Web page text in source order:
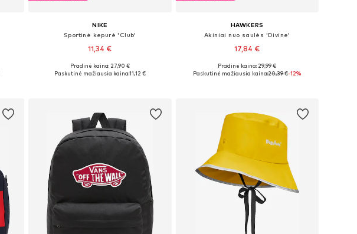
NIKE
Sportinė kepurė 'Club'
11,34 €
Galimi dydžiai: 48-54
Pradinė kaina: 27,90 €
Paskutinė mažiausia kaina:11,12 €
HAWKERS
Akiniai nuo saulės 'Divine'
17,84 €
Galimi dydžiai: Onesize
Pradinė kaina: 29,99 €
Paskutinė mažiausia kaina:20,39 €-12%